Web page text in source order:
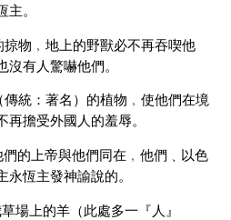
。
物﹐地上的野獸必不再吞喫他
有人驚嚇他們。
統：著名）的植物﹐使他們在境
擔受外國人的羞辱。
的上帝與他們同在﹐他們﹑以色
恆主發神諭說的。
場上的羊（此處多一『人』